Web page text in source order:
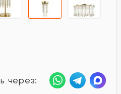
через: